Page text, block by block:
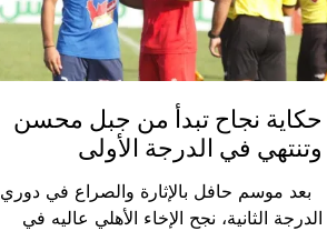
حكاية نجاح تبدأ من جبل محسن
وتنتهي في الدرجة الأولى
بعد موسم حافل بالإثارة والصراع في دوري
الدرجة الثانية، نجح الإخاء الأهلي عاليه في